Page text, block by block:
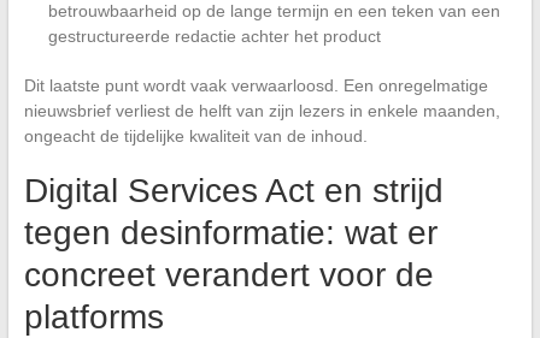
betrouwbaarheid op de lange termijn en een teken van een
gestructureerde redactie achter het product
Dit laatste punt wordt vaak verwaarloosd. Een onregelmatige
nieuwsbrief verliest de helft van zijn lezers in enkele maanden,
ongeacht de tijdelijke kwaliteit van de inhoud.
Digital Services Act en strijd
tegen desinformatie: wat er
concreet verandert voor de
platforms